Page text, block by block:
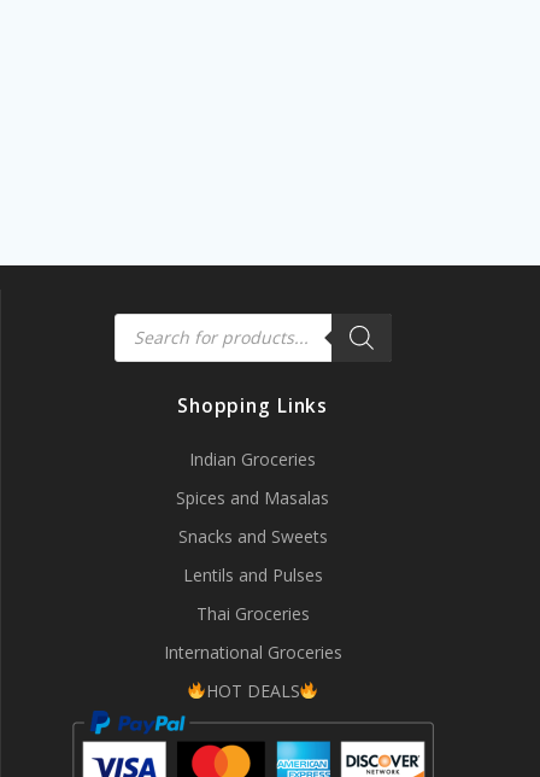
Products
search
Shopping Links
Indian Groceries
Spices and Masalas
Snacks and Sweets
Lentils and Pulses
Thai Groceries
International Groceries
HOT DEALS